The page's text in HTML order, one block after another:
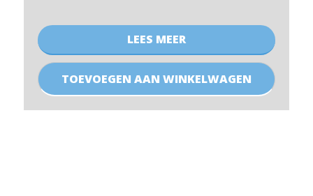
LEES MEER
Uilenpoort
groep
2
6
TOEVOEGEN AAN WINKELWAGEN